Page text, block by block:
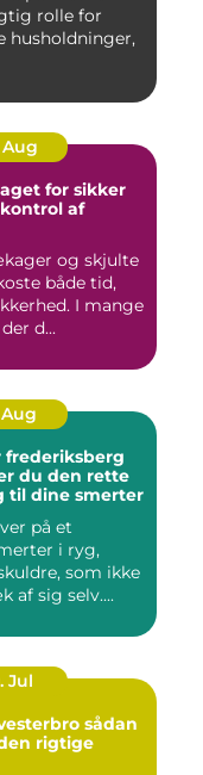
rolle for
husholdninger,
Aug
af
og skjulte
både tid,
I mange
d...
Aug
frederiksberg
du den rette
til dine smerter
på et
i ryg,
som ikke
af sig selv....
Jul
sådan
rigtige